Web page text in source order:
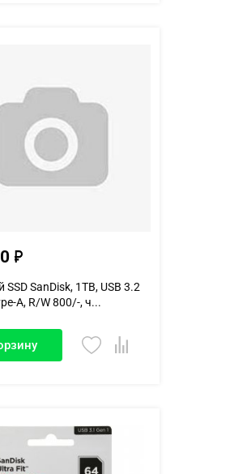
SanDisk, 1TB, USB 3.2
A, R/W 800/-, ч...